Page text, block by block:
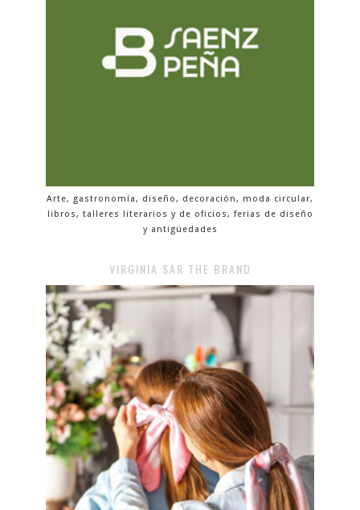
Arte, gastronomía, diseño, decoración, moda circular,
libros, talleres literarios y de oficios, ferias de diseño
y antigüedades
VIRGINIA SAR THE BRAND